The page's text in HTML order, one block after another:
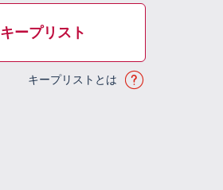
キープリスト
キープリストとは